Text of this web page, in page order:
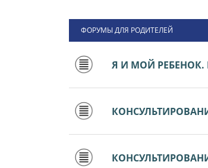
ФОРУМЫ ДЛЯ РОДИТЕЛЕЙ
Я И МОЙ